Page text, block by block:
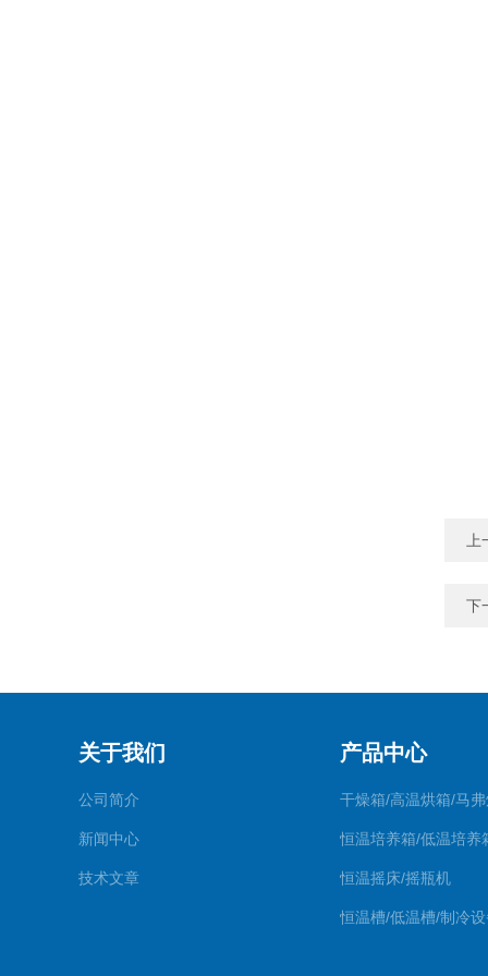
下
关于我们
公司简介
新闻中心
技术文章
产品中心
干燥箱/高温烘箱/马
恒温培养箱/低温培养
恒温摇床/摇瓶机
恒温槽/低温槽/制冷